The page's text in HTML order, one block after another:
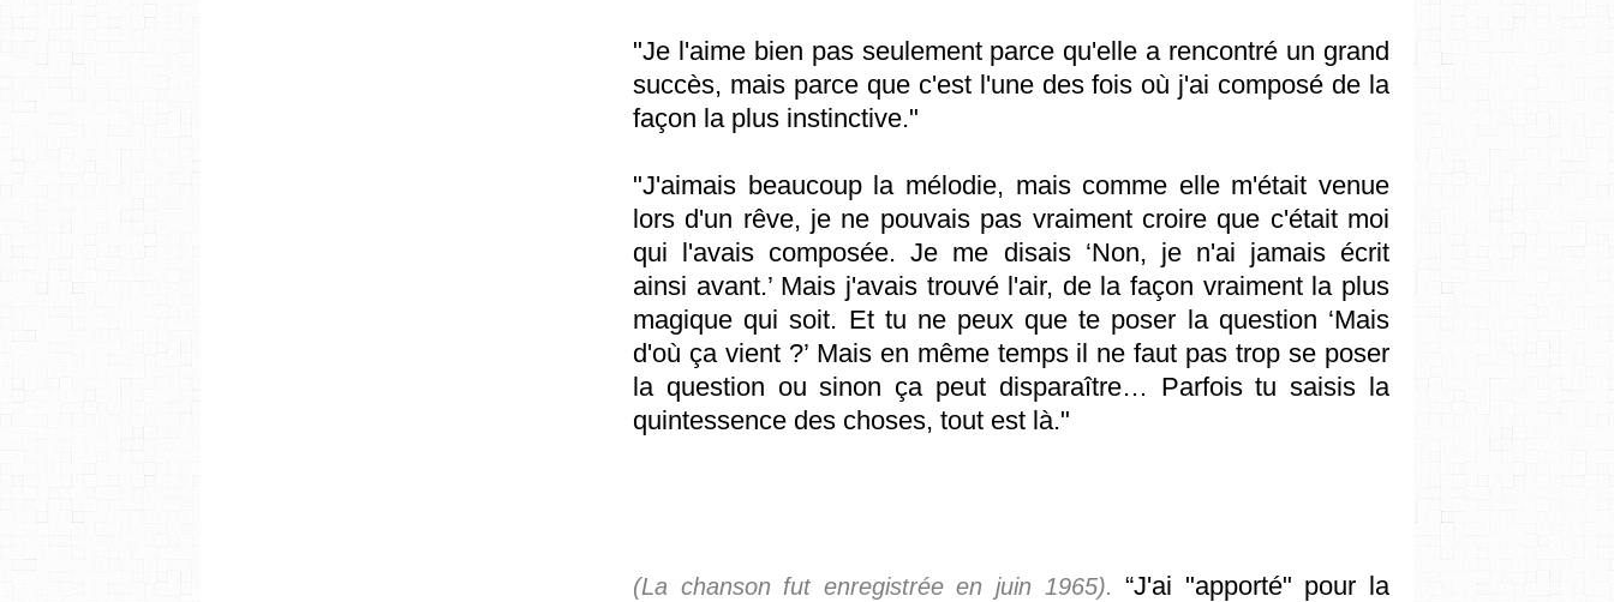
"Je l'aime bien pas seulement parce qu'elle a rencontré un grand
succès, mais parce que c'est l'une des fois où j'ai composé de la
façon la plus instinctive."
"J'aimais beaucoup la mélodie, mais comme elle m'était venue
lors d'un rêve, je ne pouvais pas vraiment croire que c'était moi
qui l'avais composée. Je me disais ‘Non, je n'ai jamais écrit
ainsi avant.’ Mais j'avais trouvé l'air, de la façon vraiment la plus
magique qui soit. Et tu ne peux que te poser la question ‘Mais
d'où ça vient ?’ Mais en même temps il ne faut pas trop se poser
la question ou sinon ça peut disparaître… Parfois tu saisis la
quintessence des choses, tout est là."
(La chanson fut enregistrée en juin 1965).
“J'ai "apporté" pour la